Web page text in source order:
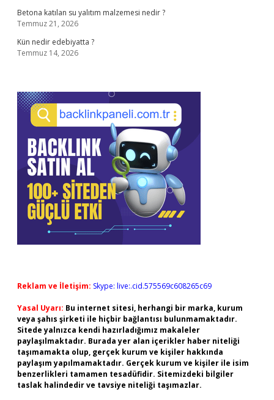
Betona katılan su yalıtım malzemesi nedir ?
Temmuz 21, 2026
Kün nedir edebiyatta ?
Temmuz 14, 2026
Reklam ve İletişim: Skype: live:.cid.575569c608265c69
Yasal Uyarı: Bu internet sitesi, herhangi bir marka, kurum
veya şahıs şirketi ile hiçbir bağlantısı bulunmamaktadır.
Sitede yalnızca kendi hazırladığımız makaleler
paylaşılmaktadır. Burada yer alan içerikler haber niteliği
taşımamakta olup, gerçek kurum ve kişiler hakkında
paylaşım yapılmamaktadır. Gerçek kurum ve kişiler ile isim
benzerlikleri tamamen tesadüfidir. Sitemizdeki bilgiler
taslak halindedir ve tavsiye niteliği taşımazlar.